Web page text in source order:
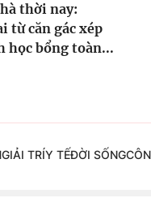
thời nay:
từ căn gác xép
học bổng toàn...
GIẢI TRÍY TẾĐỜI SỐNG